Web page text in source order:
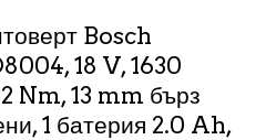
Bosch
18 V, 1630
Nm, 13 mm бърз
1 батерия 2.0 Ah,